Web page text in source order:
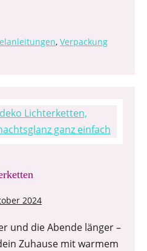
, Verpackung
2024
und die Abende länger –
Zuhause mit warmem